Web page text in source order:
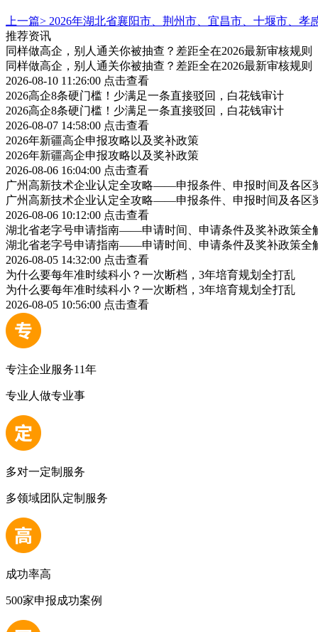
上一篇> 2026年湖北省襄阳市、荆州市、宜昌市、十堰市、孝
推荐资讯
同样做高企，别人通关你被抽查？差距全在2026最新审核规则
同样做高企，别人通关你被抽查？差距全在2026最新审核规则
2026-08-10 11:26:00 点击查看
2026高企8条硬门槛！少满足一条直接驳回，白花钱审计
2026高企8条硬门槛！少满足一条直接驳回，白花钱审计
2026-08-07 14:58:00 点击查看
2026年新疆高企申报攻略以及奖补政策
2026年新疆高企申报攻略以及奖补政策
2026-08-06 16:04:00 点击查看
广州高新技术企业认定全攻略——申报条件、申报时间及各区
广州高新技术企业认定全攻略——申报条件、申报时间及各区
2026-08-06 10:12:00 点击查看
湖北省老字号申请指南——申请时间、申请条件及奖补政策全
湖北省老字号申请指南——申请时间、申请条件及奖补政策全
2026-08-05 14:32:00 点击查看
为什么要每年准时续科小？一次断档，3年培育规划全打乱
为什么要每年准时续科小？一次断档，3年培育规划全打乱
2026-08-05 10:56:00 点击查看
专注企业服务11年
专业人做专业事
多对一定制服务
多领域团队定制服务
成功率高
500家申报成功案例